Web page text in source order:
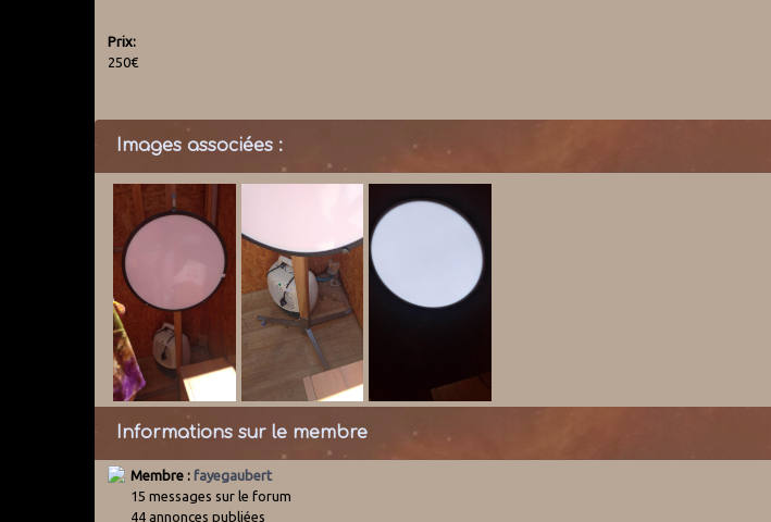
Prix:
250€
Images associées :
Informations sur le membre
Membre :fayegaubert
15 messages sur le forum
44 annonces publiées